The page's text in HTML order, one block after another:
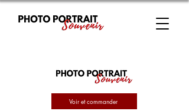
Voir et commander